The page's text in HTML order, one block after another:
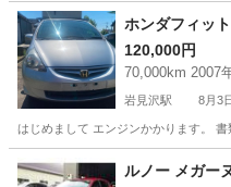
北海道 夕張郡 その他 ト
ホンダフィット
120,000円
70,000km 2007
岩見沢駅 8月3
はじめまして エンジンかかります。
北海道 岩見沢市 岩見沢駅
ルノー メガー